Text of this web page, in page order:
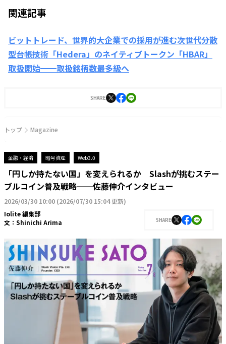
関連記事
ビットトレード、世界的大企業での採用が進む次世代分散
型台帳技術「Hedera」のネイティブトークン「HBAR」
取扱開始━━取扱銘柄数最多級へ
SHARE
トップ Magazine
金融・経済 暗号資産 Web3.0
「円しか持たない国」を変えられるか Slashが挑むステー
ブルコイン普及戦略──佐藤伸介インタビュー
2026/03/30 10:00 (2026/07/30 15:04 更新)
Iolite 編集部
文： Shinichi Arima SHARE